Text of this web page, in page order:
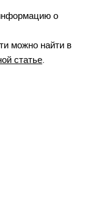
о
можно найти в
статье.